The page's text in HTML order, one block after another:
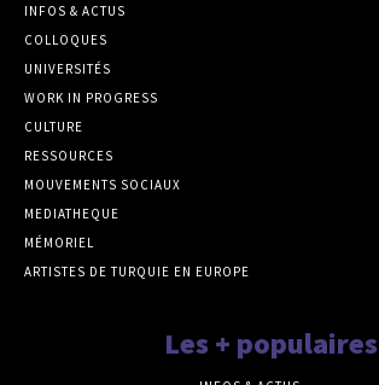
INFOS & ACTUS
COLLOQUES
UNIVERSITÉS
WORK IN PROGRESS
CULTURE
RESSOURCES
MOUVEMENTS SOCIAUX
MEDIATHEQUE
MÉMORIEL
ARTISTES DE TURQUIE EN EUROPE
Les + populaires